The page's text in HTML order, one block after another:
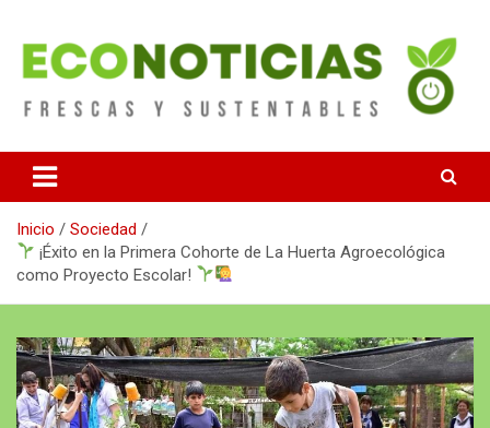
contenido
Econoticias
Inicio
Sociedad
¡Éxito en la Primera Cohorte de La Huerta Agroecológica
como Proyecto Escolar!